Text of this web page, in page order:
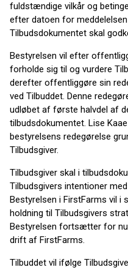
fuldstændige vilkår og
efter datoen for
Tilbudsdokumentet skal
Bestyrelsen vil efter
forholde sig til og vurdere
derefter offentliggøre sin
ved Tilbuddet. Denne
udløbet af første halvdel af
tilbudsdokumentet. Lise
bestyrelsens redegørelse
Tilbudsgiver.
Tilbudsgiver skal i
Tilbudsgivers intentioner
Bestyrelsen i FirstFarms vil i
holdning til Tilbudsgivers
Bestyrelsen fortsætter for
drift af FirstFarms.
Tilbuddet vil ifølge